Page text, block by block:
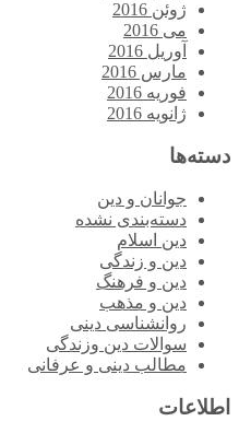
ژوئن 2016
می 2016
آوریل 2016
مارس 2016
فوریه 2016
ژانویه 2016
دسته‌ها
جوانان و دین
دسته‌بندی نشده
دین اسلام
دین و زندگی
دین و فرهنگ
دین و مذهب
روانشناسی دینی
سوالات دین وزندگی
مطالب دینی و عرفانی
اطلاعات